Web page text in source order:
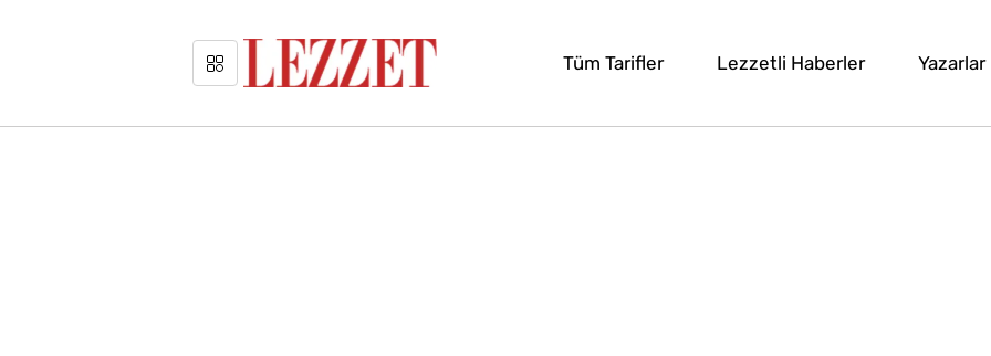
Tüm Tarifler Lezzetli Haberler Yazarlar